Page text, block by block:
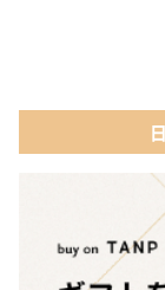
04 メイクアップ
05 入浴剤・バスケア
03 【名入れギフト
ールドパッケージ
04